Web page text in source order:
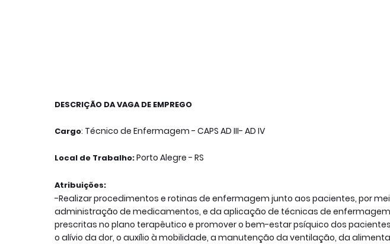
DESCRIÇÃO DA VAGA DE EMPREGO
Cargo: Técnico de Enfermagem - CAPS AD III- AD IV
Local de Trabalho:Porto Alegre - RS
Atribuições:
-Realizar procedimentos e rotinas de enfermagem junto aos pacientes, por
administração de medicamentos, e da aplicação de técnicas de
prescritas no plano terapêutico e promover o bem-estar psíquico dos
o alívio da dor, o auxílio à mobilidade, a manutenção da ventilação, da